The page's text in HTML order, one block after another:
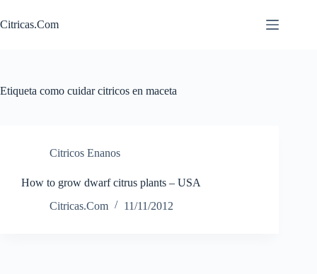
al
contenido
Citricas.Com
Etiqueta como cuidar citricos en maceta
Citricos Enanos
How to grow dwarf citrus plants – USA
Citricas.Com
11/11/2012